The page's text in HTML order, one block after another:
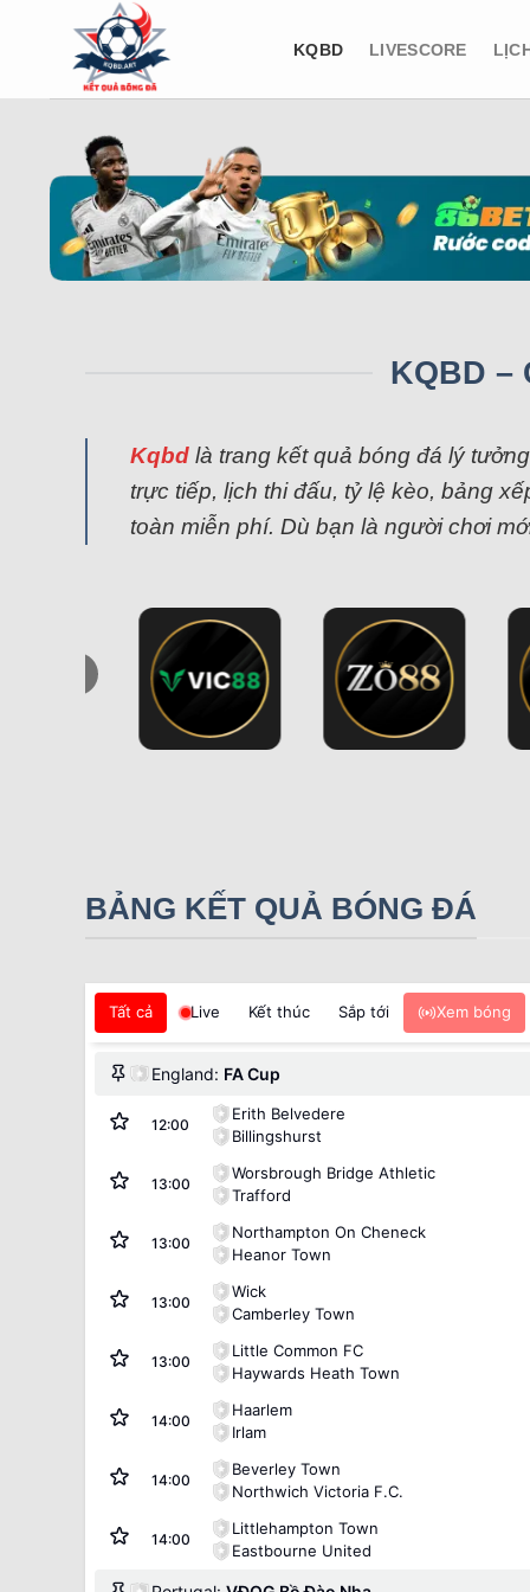
KQBD LIVESCORE
KQBD –
Kqbd là trang kết quả bóng đá lý
trực tiếp, lịch thi đấu, tỷ lệ kèo, bảng
toàn miễn phí. Dù bạn là người chơi
BẢNG KẾT QUẢ BÓNG ĐÁ
Tất cả Live Kết thúc Sắp tới Xem bóng
England: FA Cup
12:00
Erith Belvedere
Billingshurst
13:00
Worsbrough Bridge Athletic
Trafford
13:00
Northampton On Cheneck
Heanor Town
13:00
Wick
Camberley Town
13:00
Little Common FC
Haywards Heath Town
14:00
Haarlem
Irlam
14:00
Beverley Town
Northwich Victoria F.C.
14:00
Littlehampton Town
Eastbourne United